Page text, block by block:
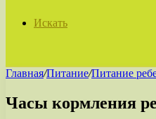
Искать
Главная/Питание/Питание
Часы кормления